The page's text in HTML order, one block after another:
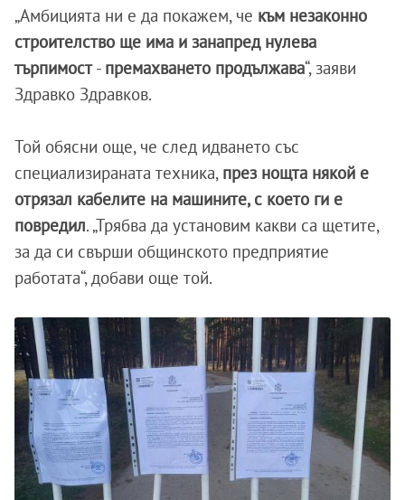
„Амбицията ни е да покажем, че към незаконно
строителство ще има и занапред нулева
търпимост- премахването продължава“, заяви
Здравко Здравков.
Той обясни още, че след идването със
специализираната техника, през нощта някой е
отрязал кабелите на машините, с което ги е
повредил. „Трябва да установим какви са щетите,
за да си свърши общинското предприятие
работата“, добави още той.